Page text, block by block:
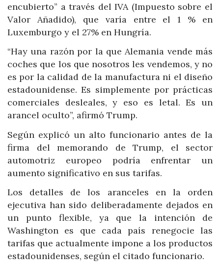
encubierto” a través del IVA (Impuesto sobre el
Valor Añadido), que varía entre el 1 % en
Luxemburgo y el 27% en Hungría.
“Hay una razón por la que Alemania vende más
coches que los que nosotros les vendemos, y no
es por la calidad de la manufactura ni el diseño
estadounidense. Es simplemente por prácticas
comerciales desleales, y eso es letal. Es un
arancel oculto”, afirmó Trump.
Según explicó un alto funcionario antes de la
firma del memorando de Trump, el sector
automotriz europeo podría enfrentar un
aumento significativo en sus tarifas.
Los detalles de los aranceles en la orden
ejecutiva han sido deliberadamente dejados en
un punto flexible, ya que la intención de
Washington es que cada país renegocie las
tarifas que actualmente impone a los productos
estadounidenses, según el citado funcionario.